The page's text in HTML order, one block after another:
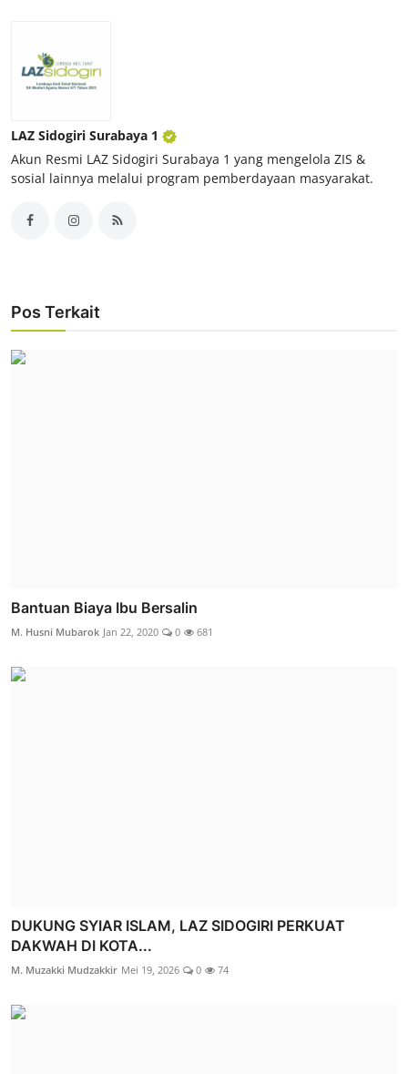
LAZ Sidogiri Surabaya 1
Akun Resmi LAZ Sidogiri Surabaya 1 yang mengelola ZIS &
sosial lainnya melalui program pemberdayaan masyarakat.
Pos Terkait
Bantuan Biaya Ibu Bersalin
M. Husni Mubarok Jan 22, 2020 0 681
DUKUNG SYIAR ISLAM, LAZ SIDOGIRI PERKUAT
DAKWAH DI KOTA...
M. Muzakki Mudzakkir Mei 19, 2026 0 74